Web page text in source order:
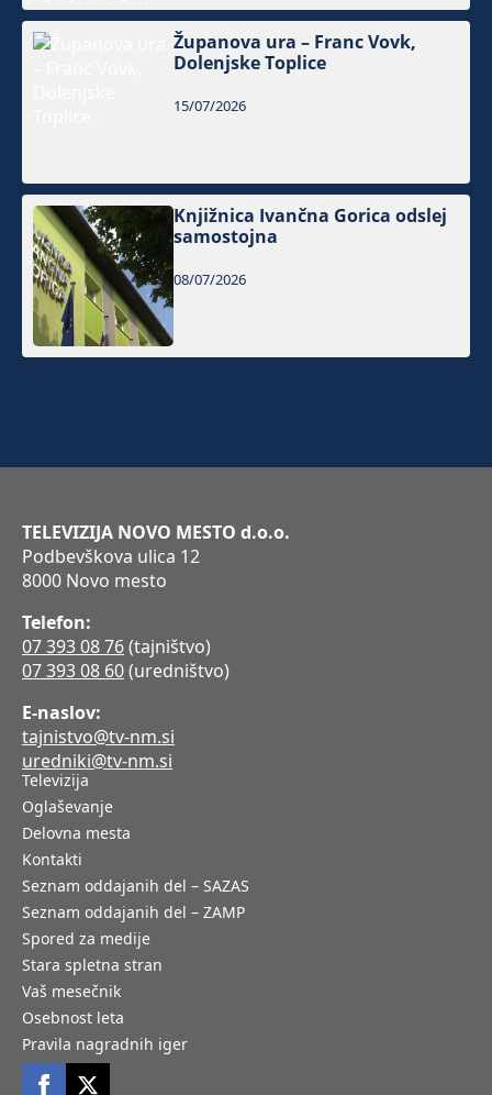
Županova ura – Franc Vovk,
Dolenjske Toplice
15/07/2026
Knjižnica Ivančna Gorica odslej
samostojna
08/07/2026
TELEVIZIJA NOVO MESTO d.o.o.
Podbevškova ulica 12
8000 Novo mesto
Telefon:
07 393 08 76(tajništvo)
07 393 08 60(uredništvo)
E-naslov:
tajnistvo@tv-nm.si
uredniki@tv-nm.si
Televizija
Oglaševanje
Delovna mesta
Kontakti
Seznam oddajanih del – SAZAS
Seznam oddajanih del – ZAMP
Spored za medije
Stara spletna stran
Vaš mesečnik
Osebnost leta
Pravila nagradnih iger